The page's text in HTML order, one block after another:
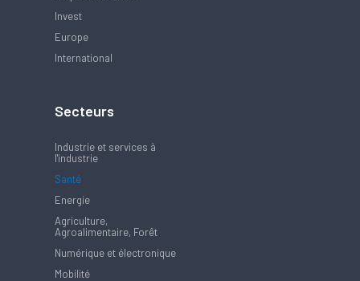
Invest
Europe
International
Secteurs
Industrie et services à
l'industrie
Santé
Energie
Agriculture,
Agroalimentaire, Forêt
Numérique et électronique
Mobilité